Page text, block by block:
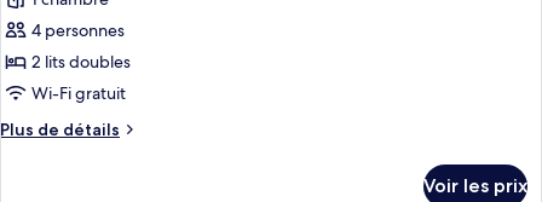
grand
lit
pour
ce
type
chambre :
4 personnes
2 lits doubles
Wi-Fi gratuit
Plus de détails
Plus
Voir les prix